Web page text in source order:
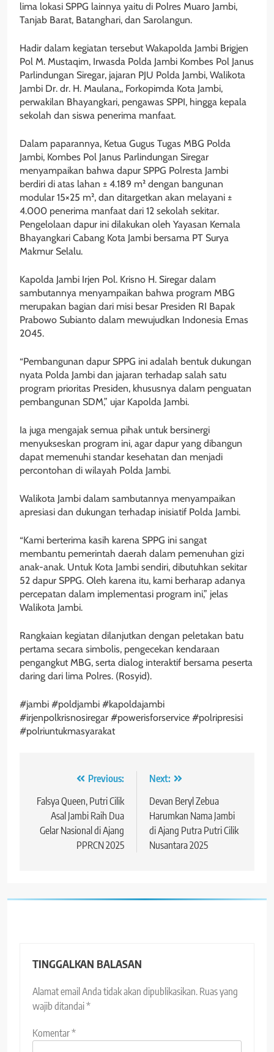
lima lokasi SPPG lainnya yaitu di Polres Muaro Jambi,
Tanjab Barat, Batanghari, dan Sarolangun.
Hadir dalam kegiatan tersebut Wakapolda Jambi Brigjen
Pol M. Mustaqim, Irwasda Polda Jambi Kombes Pol Janus
Parlindungan Siregar, jajaran PJU Polda Jambi, Walikota
Jambi Dr. dr. H. Maulana,, Forkopimda Kota Jambi,
perwakilan Bhayangkari, pengawas SPPI, hingga kepala
sekolah dan siswa penerima manfaat.
Dalam paparannya, Ketua Gugus Tugas MBG Polda
Jambi, Kombes Pol Janus Parlindungan Siregar
menyampaikan bahwa dapur SPPG Polresta Jambi
berdiri di atas lahan ± 4.189 m² dengan bangunan
modular 15×25 m², dan ditargetkan akan melayani ±
4.000 penerima manfaat dari 12 sekolah sekitar.
Pengelolaan dapur ini dilakukan oleh Yayasan Kemala
Bhayangkari Cabang Kota Jambi bersama PT Surya
Makmur Selalu.
Kapolda Jambi Irjen Pol. Krisno H. Siregar dalam
sambutannya menyampaikan bahwa program MBG
merupakan bagian dari misi besar Presiden RI Bapak
Prabowo Subianto dalam mewujudkan Indonesia Emas
2045.
“Pembangunan dapur SPPG ini adalah bentuk dukungan
nyata Polda Jambi dan jajaran terhadap salah satu
program prioritas Presiden, khususnya dalam penguatan
pembangunan SDM,” ujar Kapolda Jambi.
Ia juga mengajak semua pihak untuk bersinergi
menyukseskan program ini, agar dapur yang dibangun
dapat memenuhi standar kesehatan dan menjadi
percontohan di wilayah Polda Jambi.
Walikota Jambi dalam sambutannya menyampaikan
apresiasi dan dukungan terhadap inisiatif Polda Jambi.
“Kami berterima kasih karena SPPG ini sangat
membantu pemerintah daerah dalam pemenuhan gizi
anak-anak. Untuk Kota Jambi sendiri, dibutuhkan sekitar
52 dapur SPPG. Oleh karena itu, kami berharap adanya
percepatan dalam implementasi program ini,” jelas
Walikota Jambi.
Rangkaian kegiatan dilanjutkan dengan peletakan batu
pertama secara simbolis, pengecekan kendaraan
pengangkut MBG, serta dialog interaktif bersama peserta
daring dari lima Polres. (Rosyid).
#jambi #poldjambi #kapoldajambi
#irjenpolkrisnosiregar #powerisforservice #polripresisi
#polriuntukmasyarakat
Navigasi
pos
Previous:
Falsya Queen, Putri Cilik
Asal Jambi Raih Dua
Gelar Nasional di Ajang
PPRCN 2025
Next:
Devan Beryl Zebua
Harumkan Nama Jambi
di Ajang Putra Putri Cilik
Nusantara 2025
TINGGALKAN BALASAN
Alamat email Anda tidak akan dipublikasikan. Ruas yang
wajib ditandai*
Komentar*